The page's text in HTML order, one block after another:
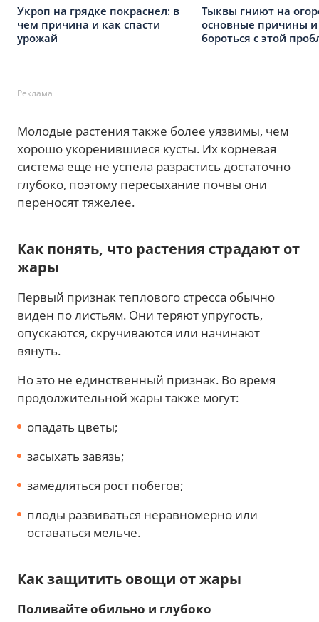
Укроп на грядке покраснел: в
чем причина и как спасти
урожай
Тыквы гниют на
основные причины и
бороться с этой
Реклама
Молодые растения также более уязвимы, чем
хорошо укоренившиеся кусты. Их корневая
система еще не успела разрастись достаточно
глубоко, поэтому пересыхание почвы они
переносят тяжелее.
Как понять, что растения страдают от
жары
Первый признак теплового стресса обычно
виден по листьям. Они теряют упругость,
опускаются, скручиваются или начинают
вянуть.
Но это не единственный признак. Во время
продолжительной жары также могут:
опадать цветы;
засыхать завязь;
замедляться рост побегов;
плоды развиваться неравномерно или
оставаться мельче.
Как защитить овощи от жары
Поливайте обильно и глубоко